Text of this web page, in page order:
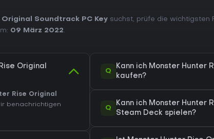
Soundtrack PC Key suchst, prüfe die wichtigsten
09 März 2022.
Original
Rise Original
benachrichtigen
Q
Kann ich Monster Hunter
kaufen?
Q
Kann ich Monster Hunter
Steam Deck spielen?